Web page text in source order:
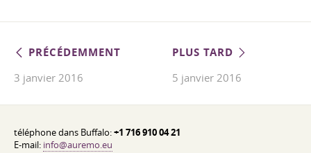
PRÉCÉDEMMENT
3 janvier 2016
PLUS TARD
5 janvier 2016
téléphone dans Buffalo:+1 716 910 04 21
E-mail: info@auremo.eu